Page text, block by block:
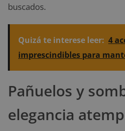
buscados.
Quizá te interese leer: 4
imprescindibles para
Pañuelos y
elegancia